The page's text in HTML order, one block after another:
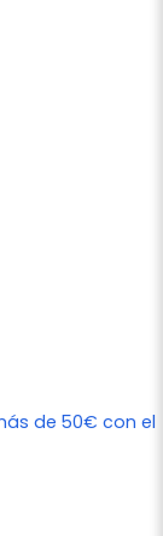
de 50€ con el